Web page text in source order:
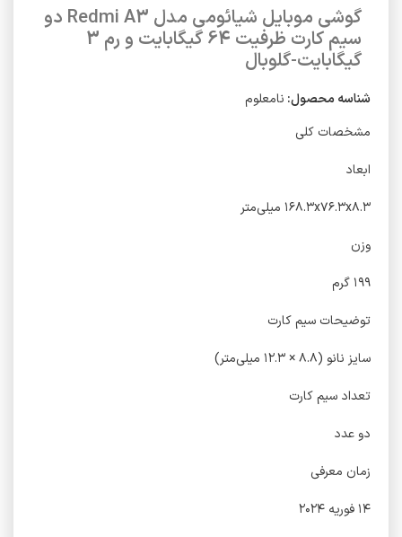
گوشی موبایل شیائومی مدل Redmi A3 دو
سیم کارت ظرفیت 64 گیگابایت و رم 3
گیگابایت-گلوبال
شناسه محصول: نامعلوم
مشخصات کلی
ابعاد
۱۶۸.۳x۷۶.۳x۸.۳ میلی‌متر
وزن
۱۹۹ گرم
توضیحات سیم کارت
سایز نانو (۸.۸ × ۱۲.۳ میلی‌متر)
تعداد سیم کارت
دو عدد
زمان معرفی
۱۴ فوریه ۲۰۲۴